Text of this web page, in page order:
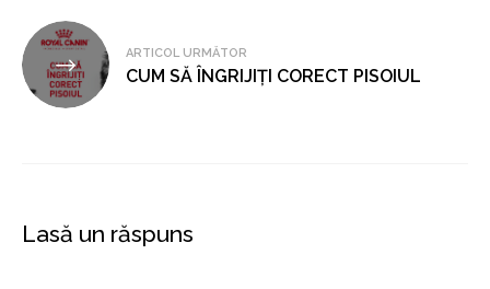
ARTICOL URMĂTOR
CUM SĂ ÎNGRIJIŢI CORECT PISOIUL
Lasă un răspuns